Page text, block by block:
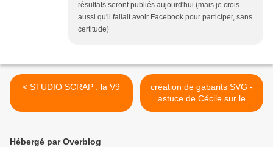
résultats seront publiés aujourd'hui (mais je crois
aussi qu'il fallait avoir Facebook pour participer, sans
certitude)
< STUDIO SCRAP : la V9
création de gabarits SVG -
astuce de Cécile sur le
forum du CDIP >
Hébergé par Overblog